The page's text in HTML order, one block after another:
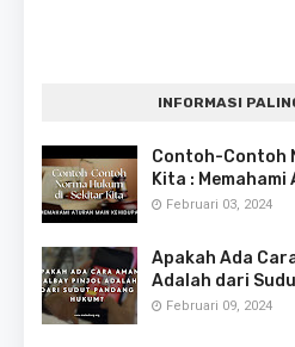
INFORMASI
Contoh-Contoh
Kita :
Februari 03, 2024
Apakah Ada
Adalah dari
Februari 09, 2024